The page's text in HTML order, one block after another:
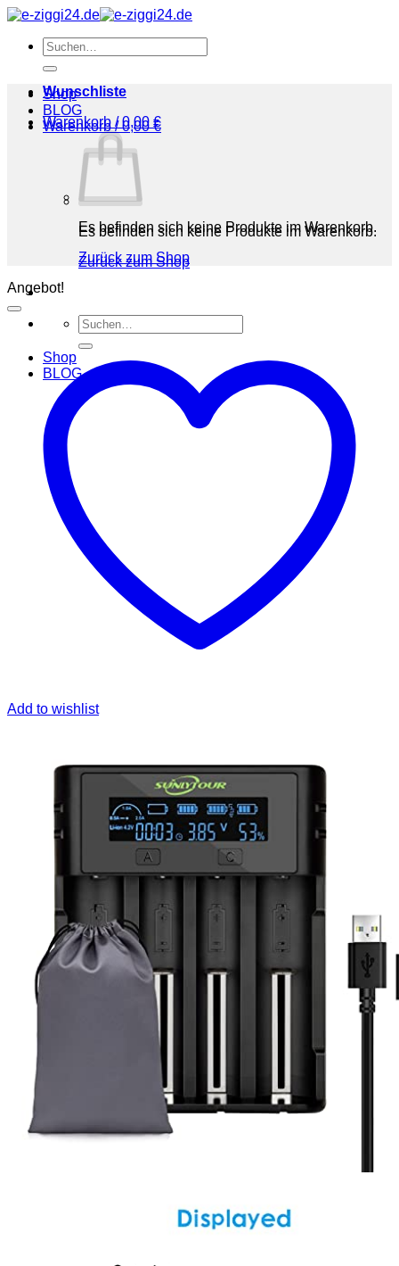
Zum
springenSuchen
nach:
Shop
BLOG
Warenkorb /0,00€
Es befinden sich keine Produkte im Warenkorb.
Zurück zum Shop
Suchen
nach:
Shop
BLOG
Wunschliste
Warenkorb /0,00 €
Es befinden sich keine Produkte im Warenkorb.
Zurück zum Shop
Angebot!
Add to wishlist